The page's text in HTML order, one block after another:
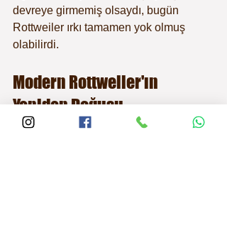
devreye girmemiş olsaydı, bugün
Rottweiler ırkı tamamen yok olmuş
olabilirdi.
Modern Rottweiler'ın
Yeniden Doğuşu